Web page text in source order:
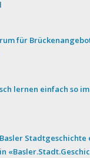
für
lernen einfach so